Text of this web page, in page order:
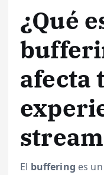
¿Qué
afecta
El buffering es